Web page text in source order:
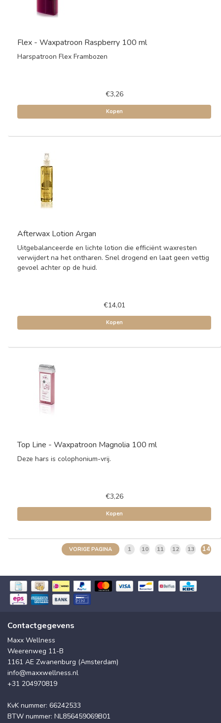
Flex - Waxpatroon Raspberry 100 ml
Harspatroon Flex Frambozen
€3,26
Kopen
Afterwax Lotion Argan
Uitgebalanceerde en lichte lotion die efficiënt waxresten
verwijdert na het ontharen. Snel drogend en laat geen vettig
gevoel achter op de huid.
€14,01
Kopen
Top Line - Waxpatroon Magnolia 100 ml
Deze hars is colophonium-vrij.
€3,26
Kopen
VORIGE PAGINA 1 10 11 12 13 14
Contactgegevens
Maxx Wellness
Weerenweg 11-B
1161 AE Zwanenburg (Amsterdam)
info@maxxwellness.nl
+31 204970819
KvK nummer: 66242533
BTW nummer: NL856459069B01